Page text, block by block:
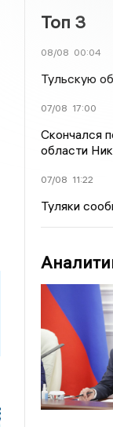
Топ 3
08/08 00:04
Тульскую
07/08 17:00
Скончался
области
07/08 11:22
Туляки